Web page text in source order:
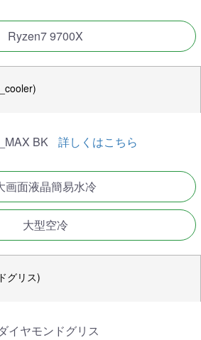
Ryzen7 9700X
BK 詳しくはこちら
画面液晶簡易水冷
大型空冷
グリス)
イヤモンドグリス